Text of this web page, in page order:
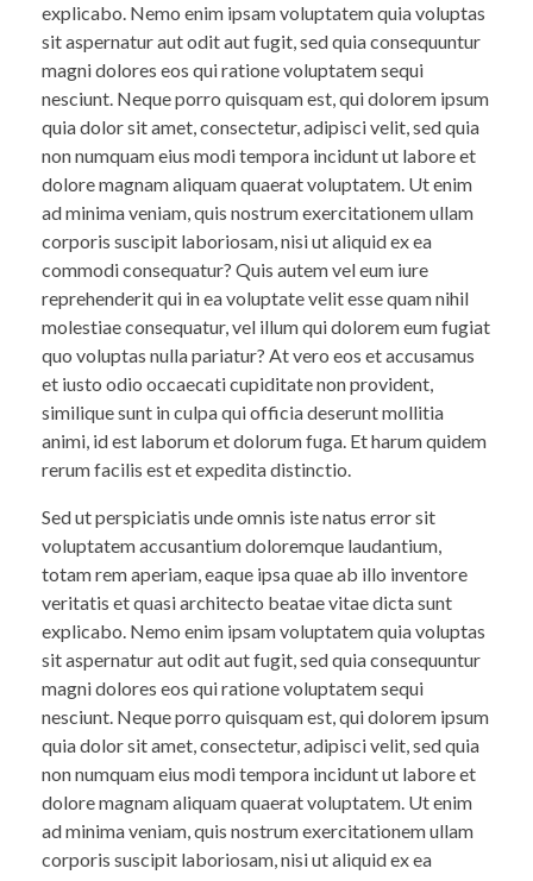
explicabo. Nemo enim ipsam voluptatem quia voluptas
sit aspernatur aut odit aut fugit, sed quia consequuntur
magni dolores eos qui ratione voluptatem sequi
nesciunt. Neque porro quisquam est, qui dolorem ipsum
quia dolor sit amet, consectetur, adipisci velit, sed quia
non numquam eius modi tempora incidunt ut labore et
dolore magnam aliquam quaerat voluptatem. Ut enim
ad minima veniam, quis nostrum exercitationem ullam
corporis suscipit laboriosam, nisi ut aliquid ex ea
commodi consequatur? Quis autem vel eum iure
reprehenderit qui in ea voluptate velit esse quam nihil
molestiae consequatur, vel illum qui dolorem eum fugiat
quo voluptas nulla pariatur? At vero eos et accusamus
et iusto odio occaecati cupiditate non provident,
similique sunt in culpa qui officia deserunt mollitia
animi, id est laborum et dolorum fuga. Et harum quidem
rerum facilis est et expedita distinctio.
Sed ut perspiciatis unde omnis iste natus error sit
voluptatem accusantium doloremque laudantium,
totam rem aperiam, eaque ipsa quae ab illo inventore
veritatis et quasi architecto beatae vitae dicta sunt
explicabo. Nemo enim ipsam voluptatem quia voluptas
sit aspernatur aut odit aut fugit, sed quia consequuntur
magni dolores eos qui ratione voluptatem sequi
nesciunt. Neque porro quisquam est, qui dolorem ipsum
quia dolor sit amet, consectetur, adipisci velit, sed quia
non numquam eius modi tempora incidunt ut labore et
dolore magnam aliquam quaerat voluptatem. Ut enim
ad minima veniam, quis nostrum exercitationem ullam
corporis suscipit laboriosam, nisi ut aliquid ex ea